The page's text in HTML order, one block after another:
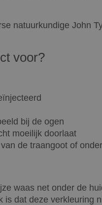
natuurkundige John
voor?
bij de ogen
moeilijk doorlaat
de traangoot of
waas net onder de
dat deze verkleuring